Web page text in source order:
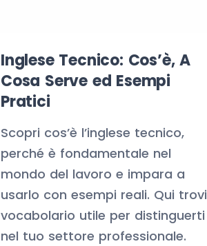
Inglese Tecnico: Cos’è, A
Cosa Serve ed Esempi
Pratici
Scopri cos’è l’inglese tecnico,
perché è fondamentale nel
mondo del lavoro e impara a
usarlo con esempi reali. Qui trovi
vocabolario utile per distinguerti
nel tuo settore professionale.